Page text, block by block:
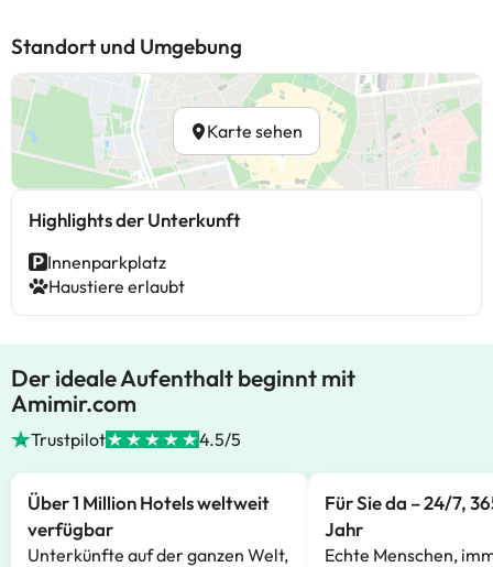
Standort und Umgebung
Karte sehen
Highlights der Unterkunft
Innenparkplatz
Haustiere erlaubt
Der ideale Aufenthalt beginnt mit
Amimir.com
Trustpilot 4.5/5
Über 1 Million Hotels weltweit
verfügbar
Unterkünfte auf der ganzen Welt,
Für Sie da – 24/7,
Jahr
Echte Menschen,